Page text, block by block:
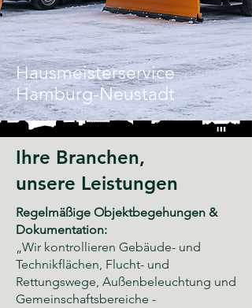
Hausmeisterservice
Hamburg-Neustadt
Ihre Branchen,
unsere Leistungen
Regelmäßige Objektbegehungen &
Dokumentation:
„Wir kontrollieren Gebäude- und
Technikflächen, Flucht- und
Rettungswege, Außenbeleuchtung und
Gemeinschaftsbereiche -